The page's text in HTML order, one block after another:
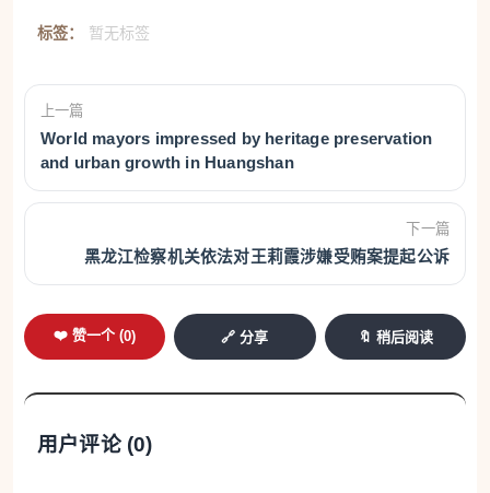
标签： 暂无标签
上一篇
World mayors impressed by heritage preservation
and urban growth in Huangshan
下一篇
黑龙江检察机关依法对王莉霞涉嫌受贿案提起公诉
❤️ 赞一个 (0) 🔗 分享 🔖 稍后阅读
用户评论 (0)